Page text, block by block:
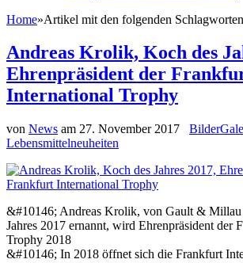
Home»Artikel mit den folgenden Schlagworten
Andreas Krolik, Koch des
Ehrenpräsident der
International Trophy
von News am 27. November 2017
Lebensmittelneuheiten
&#10146; Andreas Krolik, von Gault & Millau
Jahres 2017 ernannt, wird Ehrenpräsident der
Trophy 2018
&#10146; In 2018 öffnet sich die Frankfurt